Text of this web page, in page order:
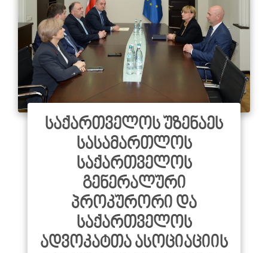
საქართველოს უზენაეს
სასამართლოს
საქართველოს
გენერალური
პროკურორი და
საქართველოს
ადვოკატთა ასოციაციის